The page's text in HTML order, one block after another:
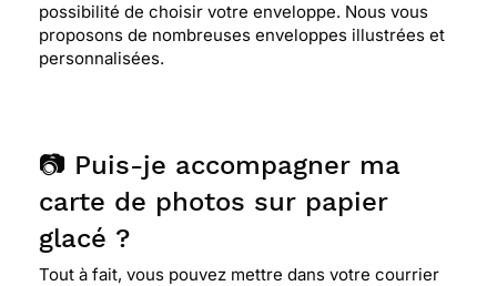
possibilité de choisir votre enveloppe. Nous vous
proposons de nombreuses enveloppes illustrées et
personnalisées.
📷 Puis-je accompagner ma
carte de photos sur papier
glacé ?
Tout à fait, vous pouvez mettre dans votre courrier